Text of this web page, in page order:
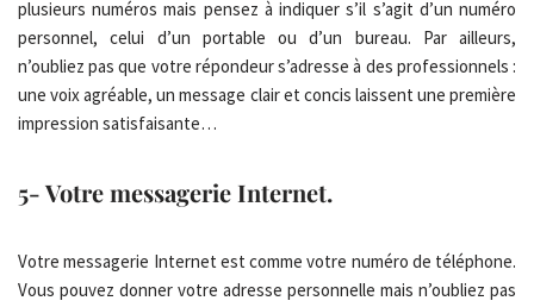
plusieurs numéros mais pensez à indiquer s’il s’agit d’un numéro
personnel, celui d’un portable ou d’un bureau. Par ailleurs,
n’oubliez pas que votre répondeur s’adresse à des professionnels :
une voix agréable, un message clair et concis laissent une première
impression satisfaisante…
5- Votre messagerie Internet.
Votre messagerie Internet est comme votre numéro de téléphone.
Vous pouvez donner votre adresse personnelle mais n’oubliez pas